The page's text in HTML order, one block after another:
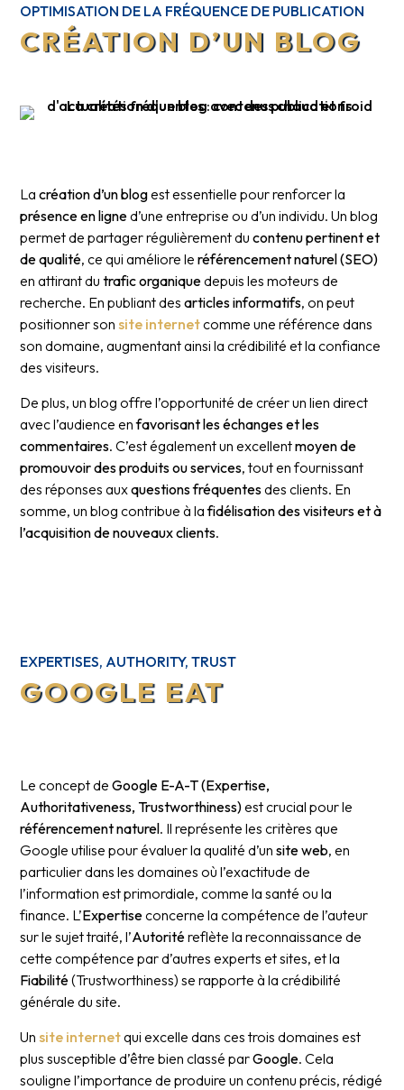
OPTIMISATION DE LA FRÉQUENCE DE PUBLICATION
CRÉATION D’UN BLOG
Lacréation d’un blogest essentielle pour renforcer la
présence en ligned’une entreprise ou d’un individu. Un blog
permet de partager régulièrement ducontenu pertinent et
de qualité, ce qui améliore leréférencement naturel (SEO)
en attirant dutrafic organiquedepuis les moteurs de
recherche. En publiant desarticles informatifs, on peut
positionner sonsite internetcomme une référence dans
son domaine, augmentant ainsi la crédibilité et la confiance
des visiteurs.
De plus, un blog offre l’opportunité de créer un lien direct
avec l’audience enfavorisant les échanges et les
commentaires. C’est également un excellentmoyen de
promouvoir des produits ou services, tout en fournissant
des réponses auxquestions fréquentesdes clients. En
somme, un blog contribue à lafidélisation des visiteurs et à
l’acquisition de nouveaux clients.
EXPERTISES, AUTHORITY, TRUST
GOOGLE EAT
Le concept deGoogle E-A-T (Expertise,
Authoritativeness, Trustworthiness)est crucial pour le
référencement naturel. Il représente les critères que
Google utilise pour évaluer la qualité d’unsite web, en
particulier dans les domaines où l’exactitude de
l’information est primordiale, comme la santé ou la
finance. L’Expertiseconcerne la compétence de l’auteur
sur le sujet traité, l’Autoritéreflète la reconnaissance de
cette compétence par d’autres experts et sites, et la
Fiabilité(Trustworthiness) se rapporte à la crédibilité
générale du site.
Unsite internetqui excelle dans ces trois domaines est
plus susceptible d’être bien classé parGoogle. Cela
souligne l’importance de produire un contenu précis, rédigé